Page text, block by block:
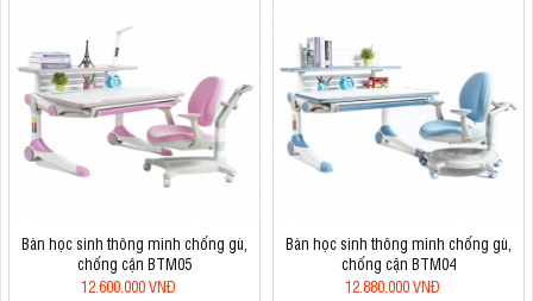
Bàn học sinh thông minh chống gù,
chống cận BTM05
12.600.000 VNĐ
Bàn học sinh thông minh chống gù,
chống cận BTM04
12.880.000 VNĐ